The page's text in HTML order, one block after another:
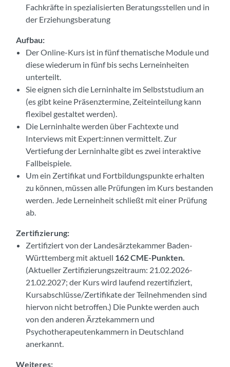
Fachkräfte in spezialisierten Beratungsstellen und in
der Erziehungsberatung
Aufbau:
Der Online-Kurs ist in fünf thematische Module und
diese wiederum in fünf bis sechs Lerneinheiten
unterteilt.
Sie eignen sich die Lerninhalte im Selbststudium an
(es gibt keine Präsenztermine, Zeiteinteilung kann
flexibel gestaltet werden).
Die Lerninhalte werden über Fachtexte und
Interviews mit Expert:innen vermittelt. Zur
Vertiefung der Lerninhalte gibt es zwei interaktive
Fallbeispiele.
Um ein Zertifikat und Fortbildungspunkte erhalten
zu können, müssen alle Prüfungen im Kurs bestanden
werden. Jede Lerneinheit schließt mit einer Prüfung
ab.
Zertifizierung:
Zertifiziert von der Landesärztekammer Baden-
Württemberg mit aktuell 162 CME-Punkten.
(Aktueller Zertifizierungszeitraum: 21.02.2026-
21.02.2027; der Kurs wird laufend rezertifiziert,
Kursabschlüsse/Zertifikate der Teilnehmenden sind
hiervon nicht betroffen.) Die Punkte werden auch
von den anderen Ärztekammern und
Psychotherapeutenkammern in Deutschland
anerkannt.
Weiteres: